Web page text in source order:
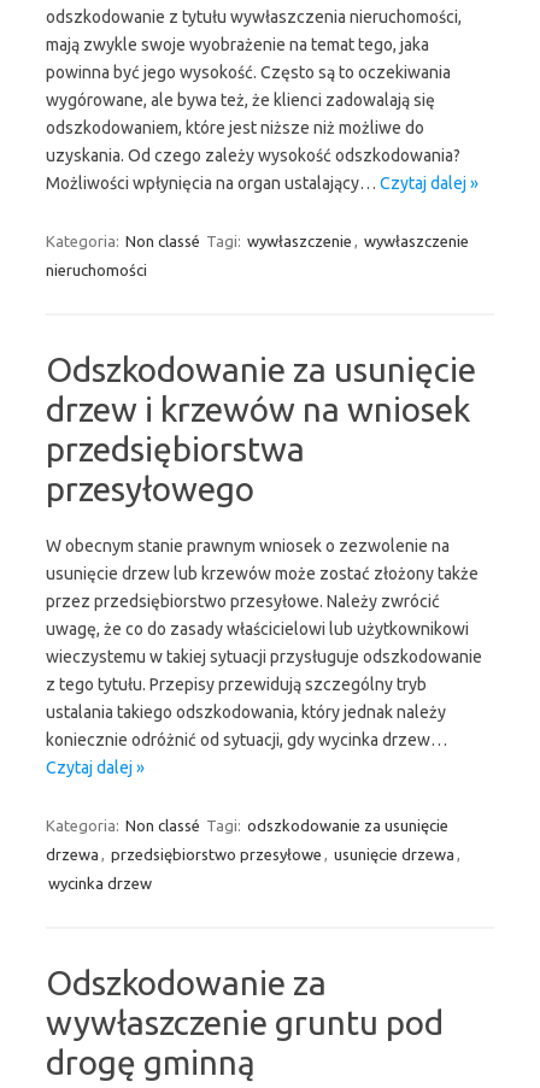
odszkodowanie z tytułu wywłaszczenia nieruchomości,
mają zwykle swoje wyobrażenie na temat tego, jaka
powinna być jego wysokość. Często są to oczekiwania
wygórowane, ale bywa też, że klienci zadowalają się
odszkodowaniem, które jest niższe niż możliwe do
uzyskania. Od czego zależy wysokość odszkodowania?
Możliwości wpłynięcia na organ ustalający… Czytaj dalej »
Kategoria: Non classé Tagi: wywłaszczenie , wywłaszczenie
nieruchomości
Odszkodowanie za usunięcie
drzew i krzewów na wniosek
przedsiębiorstwa
przesyłowego
W obecnym stanie prawnym wniosek o zezwolenie na
usunięcie drzew lub krzewów może zostać złożony także
przez przedsiębiorstwo przesyłowe. Należy zwrócić
uwagę, że co do zasady właścicielowi lub użytkownikowi
wieczystemu w takiej sytuacji przysługuje odszkodowanie
z tego tytułu. Przepisy przewidują szczególny tryb
ustalania takiego odszkodowania, który jednak należy
koniecznie odróżnić od sytuacji, gdy wycinka drzew…
Czytaj dalej »
Kategoria: Non classé Tagi: odszkodowanie za usunięcie
drzewa , przedsiębiorstwo przesyłowe , usunięcie drzewa ,
wycinka drzew
Odszkodowanie za
wywłaszczenie gruntu pod
drogę gminną